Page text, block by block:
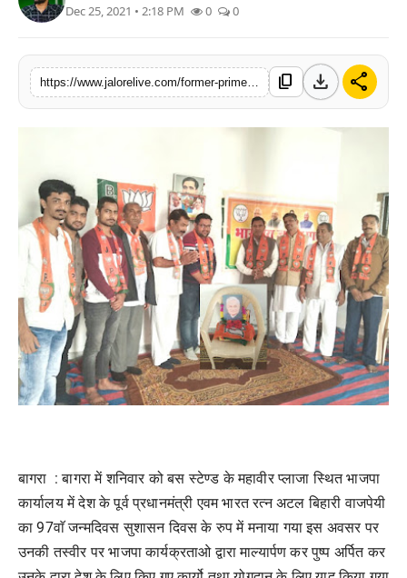
विशेष
बिज़नेस
Dec 25, 2021 • 2:18 PM 0 0
content_copy download share
बागरा : बागरा में शनिवार को बस स्टेण्ड के महावीर प्लाजा स्थित भाजपा
कार्यालय में देश के पूर्व प्रधानमंत्री एवम भारत रत्न अटल बिहारी वाजपेयी
का 97वाॅ जन्मदिवस सुशासन दिवस के रुप में मनाया गया इस अवसर पर
उनकी तस्वीर पर भाजपा कार्यक्रताओ द्वारा माल्यार्पण कर पुष्प अर्पित कर